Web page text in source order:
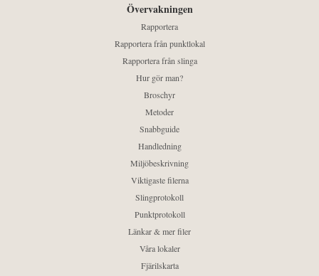
Övervakningen
Rapportera
Rapportera från punktlokal
Rapportera från slinga
Hur gör man?
Broschyr
Metoder
Snabbguide
Handledning
Miljöbeskrivning
Viktigaste filerna
Slingprotokoll
Punktprotokoll
Länkar & mer filer
Våra lokaler
Fjärilskarta